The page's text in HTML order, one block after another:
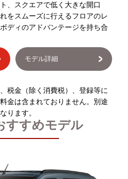
、スクエアで低く大きな開口
をスムーズに行えるフロアのレ
ディのアドバンテージを持ち合
モデル詳細
税金（除く消費税）、登録等に
金は含まれておりません。別途
ります。
すすめモデル